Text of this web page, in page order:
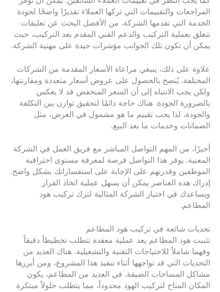
المراجعات والتقييمات التي تركها العملاء تقديرًا واضحًا لجودة
الخدمة التي تقدمها الشركة. من الأفضل البحث عن تعليقات
تتعلق بعملية التركيب والدعم الفني المقدم بعد التركيب، حيث
يمكن أن تكون تلك الجوانب مؤشرات جيدة على مهنية الشركة.
علاوة على ذلك، ينبغي مراعاة الأسعار المقدمة من الشركات
المختلفة. يُنصح بالحصول على عروض أسعار متعددة ومقارنتها،
ولكن يجب الانتباه إلى أن السعر المنخفض قد لا يعكس
بالضرورة الجودة. هناك حاجة دائمًا لتحقيق توازن بين التكلفة
والجودة، لذا يجب تقييم ما هو مشمول في العرض، مثل
الضمانات وخدمات ما بعد البيع.
أخيرًا، من المهم التواصل المباشر مع فريق العمل في الشركة
المعنية. يوفر هذا التواصل فرصة لمعرفة مستوى احترافية
الموظفين وقدرتهم على الإجابة على استفساراتك بشكل واضح.
إدراك هذه العناصر يمكن أن يسهل عملية اتخاذ القرار
ويساعدك في اختيار الشركة المثالية لترك تركيب هود
المطاعم.
تحديات شائعة في تركيب هود المطاعم
تثبيت هود المطاعم يعد عملية معقدة تتطلب تخطيطاً دقيقاً
وفهما شاملاً للاحتياجات التقنية والتشغيلية. هناك العديد من
التحديات التي قد تواجهها أثناء تنفيذ هذا المشروع، ومن أبرزها
مشاكل المساحات الضيقة. في العديد من المطاعم، يكون
المكان المتاح لتركيب الهود محدوداً، مما يتطلب حلولاً مبتكرة